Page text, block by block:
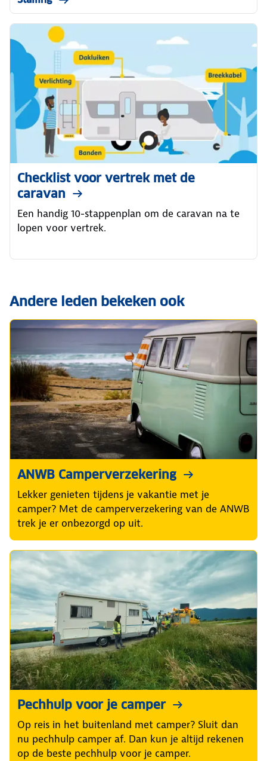
Checklist voor vertrek met de
caravan
Een handig 10-stappenplan om de caravan na te
lopen voor vertrek.
Andere leden bekeken ook
ANWB Camperverzekering
Lekker genieten tijdens je vakantie met je
camper? Met de camperverzekering van de ANWB
trek je er onbezorgd op uit.
Pechhulp voor je camper
Op reis in het buitenland met camper? Sluit dan
nu pechhulp camper af. Dan kun je altijd rekenen
op de beste pechhulp voor je camper.